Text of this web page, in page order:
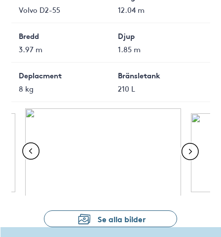
Volvo D2-55
12.04 m
Bredd
3.97 m
Djup
1.85 m
Deplacment
8 kg
Bränsletank
210 L
Se alla bilder